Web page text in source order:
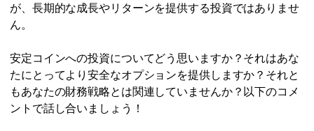
が、長期的な成長やリターンを提供する投資ではありませ
ん。
安定コインへの投資についてどう思いますか？それはあな
たにとってより安全なオプションを提供しますか？それと
もあなたの財務戦略とは関連していませんか？以下のコメ
ントで話し合いましょう！